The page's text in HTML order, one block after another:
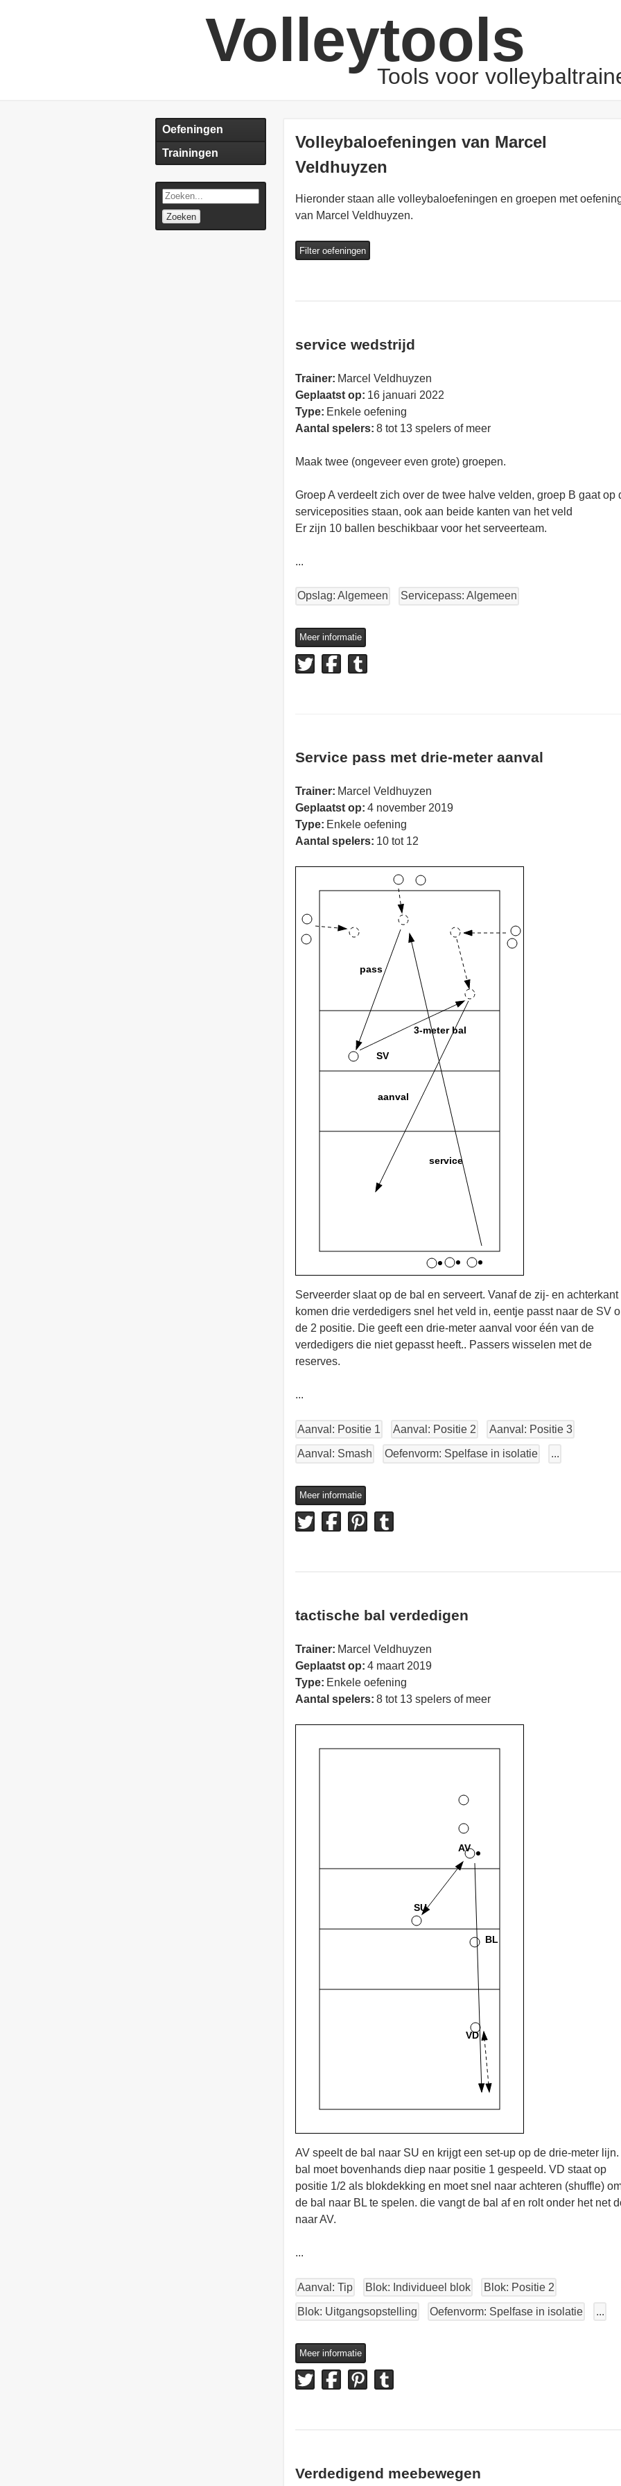
Volleytools
Tools voor
Oefeningen
Trainingen
Zoeken
Volleybaloefeningen van Marcel
Veldhuyzen
Hieronder staan alle volleybaloefeningen en groepen met
van Marcel Veldhuyzen.
Filter oefeningen
service wedstrijd
Trainer: Marcel Veldhuyzen
Geplaatst op: 16 januari 2022
Type: Enkele oefening
Aantal spelers: 8 tot 13 spelers of meer
Maak twee (ongeveer even grote) groepen.
Groep A verdeelt zich over de twee halve velden, groep B gaat op
serviceposities staan, ook aan beide kanten van het veld
Er zijn 10 ballen beschikbaar voor het serveerteam.
...
Opslag: Algemeen Servicepass: Algemeen
Meer informatie
Service pass met drie-meter aanval
Trainer: Marcel Veldhuyzen
Geplaatst op: 4 november 2019
Type: Enkele oefening
Aantal spelers: 10 tot 12
Serveerder slaat op de bal en serveert. Vanaf de zij- en achterkant
komen drie verdedigers snel het veld in, eentje passt naar de SV
de 2 positie. Die geeft een drie-meter aanval voor één van de
verdedigers die niet gepasst heeft.. Passers wisselen met de
reserves.
...
Aanval: Positie 1 Aanval: Positie 2 Aanval: Positie 3
Aanval: Smash Oefenvorm: Spelfase in isolatie ...
Meer informatie
tactische bal verdedigen
Trainer: Marcel Veldhuyzen
Geplaatst op: 4 maart 2019
Type: Enkele oefening
Aantal spelers: 8 tot 13 spelers of meer
AV speelt de bal naar SU en krijgt een set-up op de drie-meter lijn.
bal moet bovenhands diep naar positie 1 gespeeld. VD staat op
positie 1/2 als blokdekking en moet snel naar achteren (shuffle)
de bal naar BL te spelen. die vangt de bal af en rolt onder het net
naar AV.
...
Aanval: Tip Blok: Individueel blok Blok: Positie 2
Blok: Uitgangsopstelling Oefenvorm: Spelfase in isolatie ...
Meer informatie
Verdedigend meebewegen